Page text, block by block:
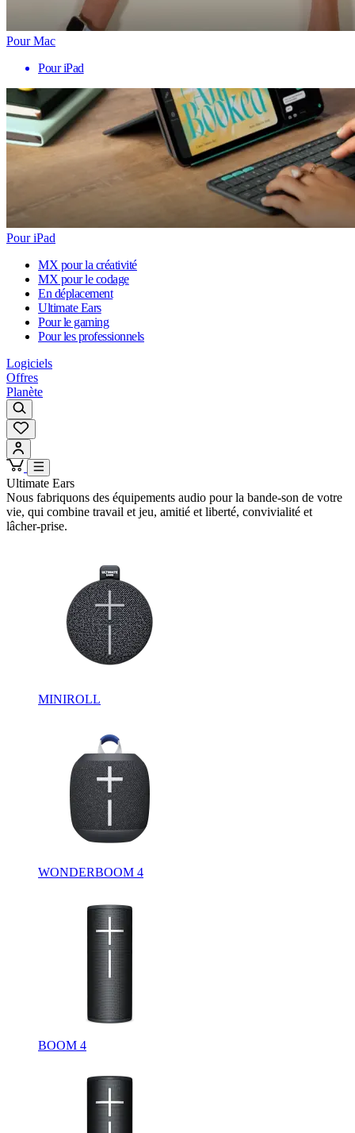
Pour Mac
Pour iPad
Pour iPad
MX pour la créativité
MX pour le codage
En déplacement
Ultimate Ears
Pour le gaming
Pour les professionnels
Logiciels
Offres
Planète
Ultimate Ears
Nous fabriquons des équipements audio pour la bande-son de votre
vie, qui combine travail et jeu, amitié et liberté, convivialité et
lâcher-prise.
MINIROLL
WONDERBOOM 4
BOOM 4